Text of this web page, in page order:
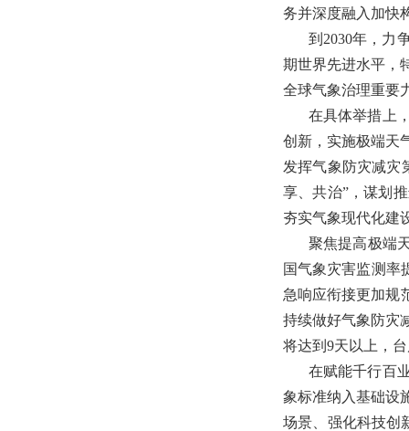
务并深度融入加快
到2030年，力
期世界先进水平，
全球气象治理重要
在具体举措上
创新，实施极端天
发挥气象防灾减灾
享、共治”，谋划
夯实气象现代化建
聚焦提高极端
国气象灾害监测率
急响应衔接更加规
持续做好气象防灾
将达到9天以上，
在赋能千行百
象标准纳入基础设
场景、强化科技创